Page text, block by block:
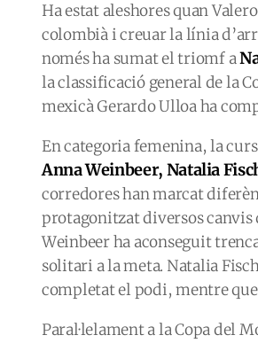
Ha estat aleshores quan
colombià i creuar la línia
només ha sumat el triomf a
la classificació general de la
mexicà Gerardo Ulloa ha
En categoria femenina, la
Anna Weinbeer, Natalia
corredores han marcat
protagonitzat diversos
Weinbeer ha aconseguit
solitari a la meta. Natalia
completat el podi, mentre
Paral·lelament a la Copa del